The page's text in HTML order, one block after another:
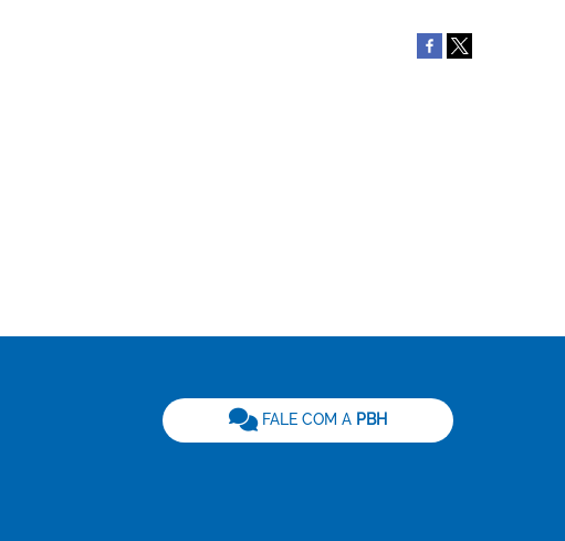
FALE COM A PBH